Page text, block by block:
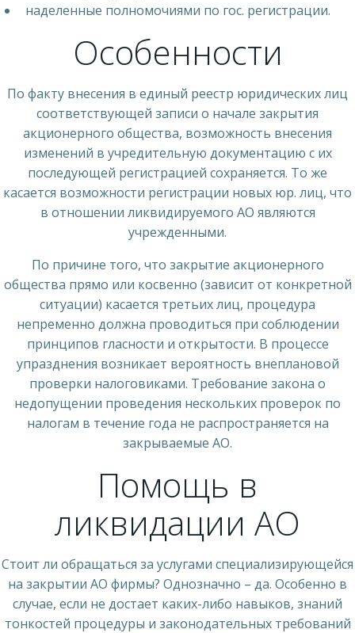
наделенные полномочиями по гос. регистрации.
Особенности
По факту внесения в единый реестр юридических лиц
соответствующей записи о начале закрытия
акционерного общества, возможность внесения
изменений в учредительную документацию с их
последующей регистрацией сохраняется. То же
касается возможности регистрации новых юр. лиц, что
в отношении ликвидируемого АО являются
учрежденными.
По причине того, что закрытие акционерного
общества прямо или косвенно (зависит от конкретной
ситуации) касается третьих лиц, процедура
непременно должна проводиться при соблюдении
принципов гласности и открытости. В процессе
упразднения возникает вероятность внеплановой
проверки налоговиками. Требование закона о
недопущении проведения нескольких проверок по
налогам в течение года не распространяется на
закрываемые АО.
Помощь в
ликвидации АО
Стоит ли обращаться за услугами специализирующейся
на закрытии АО фирмы? Однозначно – да. Особенно в
случае, если не достает каких-либо навыков, знаний
тонкостей процедуры и законодательных требований